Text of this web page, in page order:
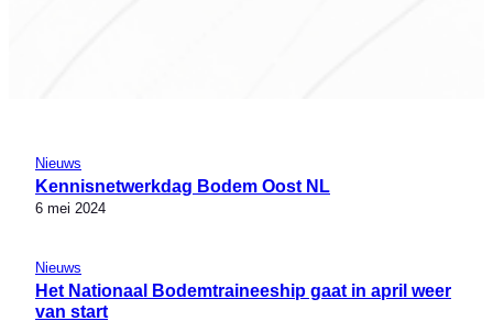
Nieuws
Kennisnetwerkdag Bodem Oost NL
6 mei 2024
Nieuws
Het Nationaal Bodemtraineeship gaat in april weer
van start